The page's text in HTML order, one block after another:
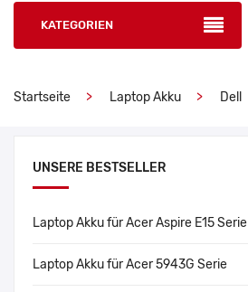
KATEGORIEN
Startseite Laptop Akku Dell
UNSERE BESTSELLER
Laptop Akku für Acer Aspire E15 Serie
Laptop Akku für Acer 5943G Serie